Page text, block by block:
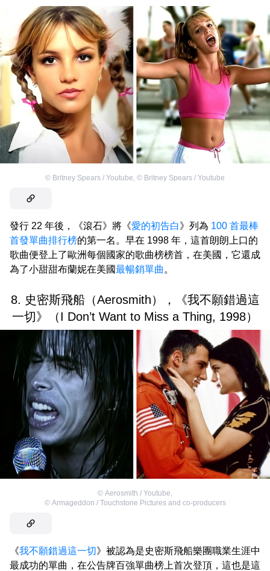
© Britney Spears / Youtube, © Britney Spears / Youtube
發行 22 年後，《滾石》將《愛的初告白》列為 100 首最棒
首發單曲排行榜的第一名。早在 1998 年，這首朗朗上口的
歌曲便登上了歐洲每個國家的歌曲榜榜首，在美國，它還成
為了小甜甜布蘭妮在美國最暢銷單曲 。
8. 史密斯飛船（Aerosmith），《我不願錯過這
一切》（I Don’t Want to Miss a Thing, 1998）
© Aerosmith / Youtube,
© Armageddon / Touchstone Pictures and co-producers
《我不願錯過這一切》被認為是史密斯飛船樂團職業生涯中
最成功的單曲，在公告牌百強單曲榜上首次登頂，這也是這